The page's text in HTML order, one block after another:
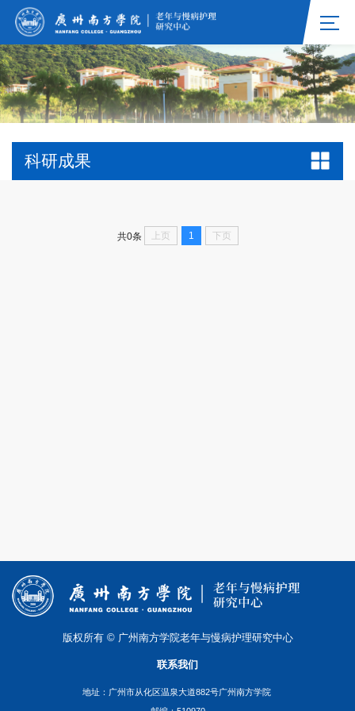
科研成果
共0条 上页 1 下页
版权所有 © 广州南方学院老年与慢病护理研究中心
联系我们
地址：广州市从化区温泉大道882号广州南方学院